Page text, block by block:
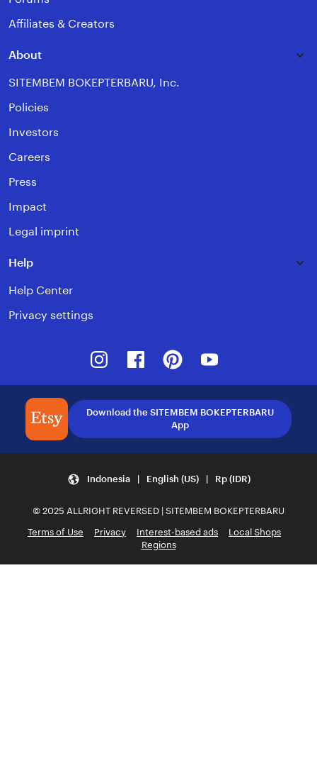
Affiliates & Creators
About
SITEMBEM BOKEPTERBARU, Inc.
Policies
Investors
Careers
Press
Impact
Legal imprint
Help
Help Center
Privacy settings
InstagramFacebookPinterest
Download the SITEMBEM BOKEPTERBARU
App
Indonesia | English (US) | Rp (IDR)
© 2025 ALLRIGHT REVERSED | SITEMBEM BOKEPTERBARU
Terms of Use
Privacy Interest-based ads
Local Shops
Regions